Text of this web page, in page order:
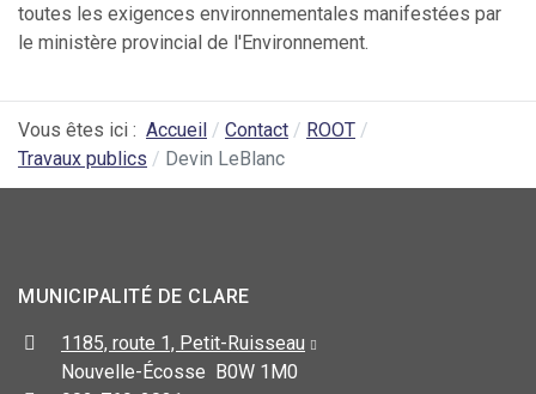
toutes les exigences environnementales manifestées par
le ministère provincial de l'Environnement.
Vous êtes ici : Accueil Contact
ROOT
Travaux publics
Devin LeBlanc
MUNICIPALITÉ DE CLARE
1185, route 1, Petit-Ruisseau
Nouvelle-Écosse B0W 1M0